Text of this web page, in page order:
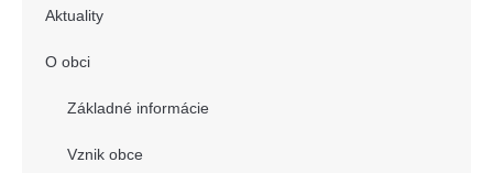
Aktuality
O obci
Základné informácie
Vznik obce